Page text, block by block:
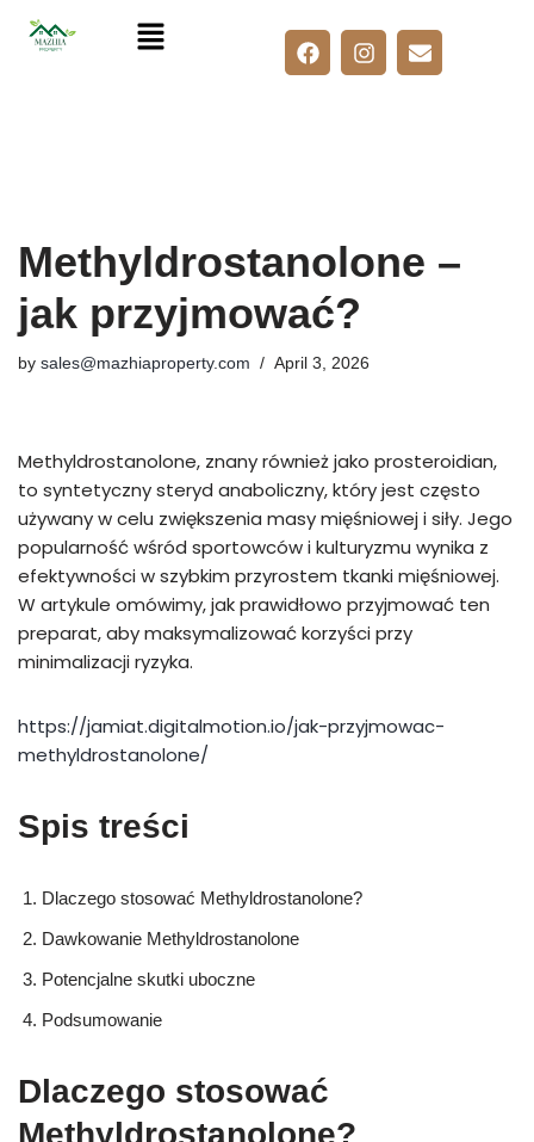
Methyldrostanolone –
jak przyjmować?
by sales@mazhiaproperty.com April 3, 2026
Methyldrostanolone, znany również jako prosteroidian,
to syntetyczny steryd anaboliczny, który jest często
używany w celu zwiększenia masy mięśniowej i siły. Jego
popularność wśród sportowców i kulturyzmu wynika z
efektywności w szybkim przyrostem tkanki mięśniowej.
W artykule omówimy, jak prawidłowo przyjmować ten
preparat, aby maksymalizować korzyści przy
minimalizacji ryzyka.
https://jamiat.digitalmotion.io/jak-przyjmowac-
methyldrostanolone/
Spis treści
Dlaczego stosować Methyldrostanolone?
Dawkowanie Methyldrostanolone
Potencjalne skutki uboczne
Podsumowanie
Dlaczego stosować
Methyldrostanolone?